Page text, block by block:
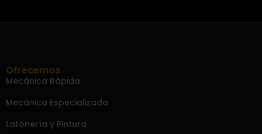
Ofrecemos
Mecánica Rápida
Mecánica Especializada
Latonería y Pintura